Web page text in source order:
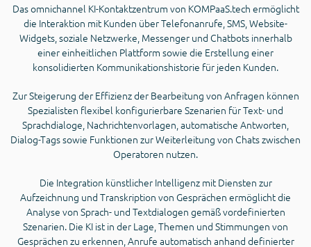
Das omnichannel KI-Kontaktzentrum von KOMPaaS.tech ermöglicht
die Interaktion mit Kunden über Telefonanrufe, SMS, Website-
Widgets, soziale Netzwerke, Messenger und Chatbots innerhalb
einer einheitlichen Plattform sowie die Erstellung einer
konsolidierten Kommunikationshistorie für jeden Kunden.
Zur Steigerung der Effizienz der Bearbeitung von Anfragen können
Spezialisten flexibel konfigurierbare Szenarien für Text- und
Sprachdialoge, Nachrichtenvorlagen, automatische Antworten,
Dialog-Tags sowie Funktionen zur Weiterleitung von Chats zwischen
Operatoren nutzen.
Die Integration künstlicher Intelligenz mit Diensten zur
Aufzeichnung und Transkription von Gesprächen ermöglicht die
Analyse von Sprach- und Textdialogen gemäß vordefinierten
Szenarien. Die KI ist in der Lage, Themen und Stimmungen von
Gesprächen zu erkennen, Anrufe automatisch anhand definierter